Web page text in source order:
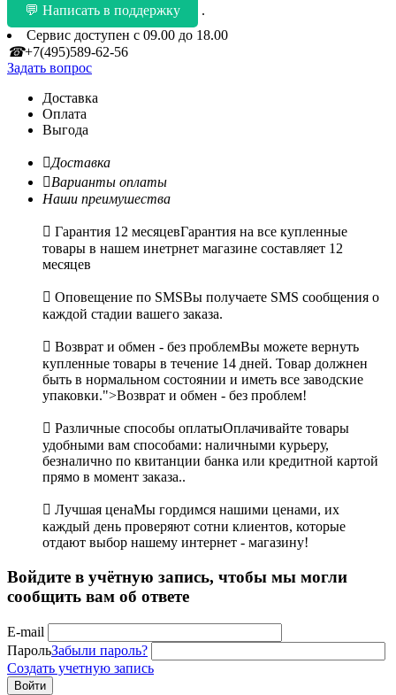
💬 Написать в поддержку
.
Сервис доступен с 09.00 до 18.00
☎+7(495)589-62-56
Задать вопрос
Доставка
Оплата
Выгода
Доставка
Варианты оплаты
Наши преимушества
 Гарантия 12 месяцевГарантия на все купленные
товары в нашем инетрнет магазине составляет 12
месяцев
 Оповещение по SMSВы получаете SMS сообщения о
каждой стадии вашего заказа.
 Возврат и обмен - без проблемВы можете вернуть
купленные товары в течение 14 дней. Товар должнен
быть в нормальном состоянии и иметь все заводские
упаковки.">Возврат и обмен - без проблем!
 Различные способы оплатыОплачивайте товары
удобными вам способами: наличными курьеру,
безналично по квитанции банка или кредитной картой
прямо в момент заказа..
 Лучшая ценаМы гордимся нашими ценами, их
каждый день проверяют сотни клиентов, которые
отдают выбор нашему интернет - магазину!
Войдите в учётную запись, чтобы мы могли
сообщить вам об ответе
E-mail
ПарольЗабыли пароль?
Создать учетную запись
Войти